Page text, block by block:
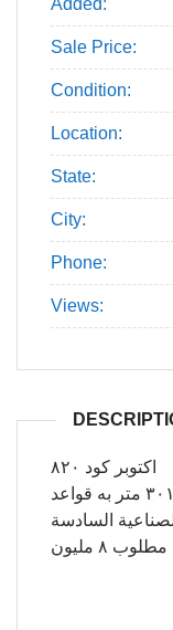
Added:
Sale Price:
Condition:
Location:
State:
City:
Phone:
Views:
اكتوبر كود ٨٢٠
للبيع مصنع نشاط غذائى مساحه ٣٠١٠ متر به قواعد
السادسة
مطلوب ٨ مليون